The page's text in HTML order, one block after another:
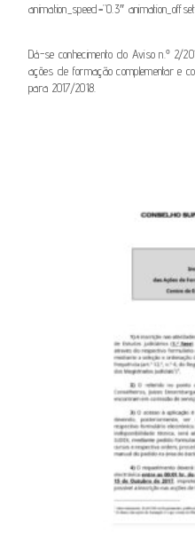
animation_speed=”0.3″
Dá-se conhecimento do Aviso n.º 2/
ações de formação complementar e
para 2017/2018.